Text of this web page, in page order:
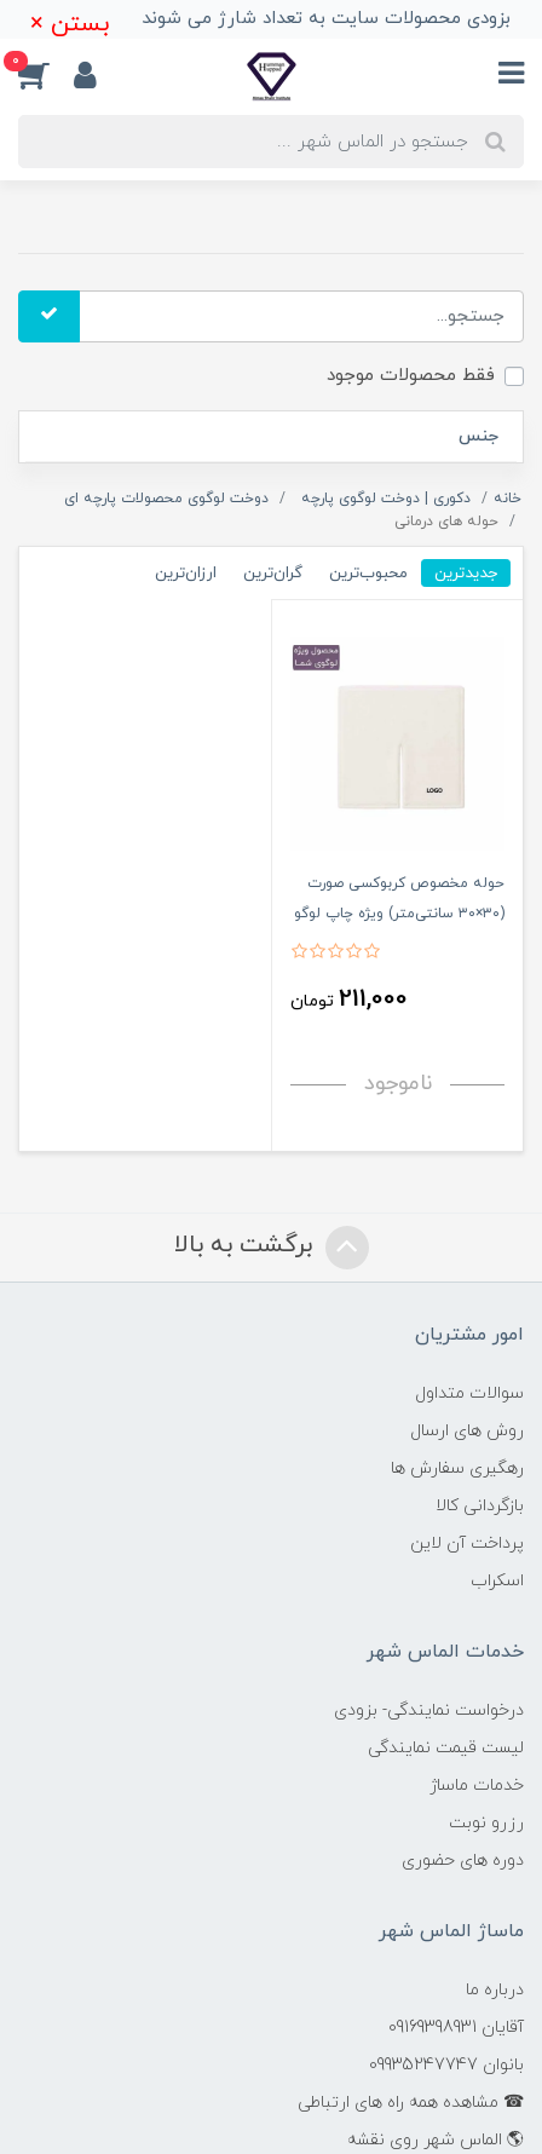
بزودی محصولات سایت به تعداد شارژ می شوند بستن ×
0
فقط محصولات موجود
جنس
خانه دکوری | دوخت لوگوی پارچه
دوخت لوگوی محصولات پارچه ای
حوله های درمانی
جدیدترین محبوب‌ترین گران‌ترین ارزان‌ترین
حوله مخصوص کربوکسی صورت
(۳۰×۳۰ سانتی‌متر) ویژه چاپ لوگو
211,000 تومان
ناموجود
برگشت به بالا
امور مشتریان
سوالات متداول
روش های ارسال
رهگیری سفارش ها
بازگردانی کالا
پرداخت آن لاین
اسکراب
خدمات الماس شهر
درخواست نمایندگی- بزودی
لیست قیمت نمایندگی
خدمات ماساژ
رزرو نوبت
دوره های حضوری
ماساژ الماس شهر
درباره ما
آقایان 09169398931
بانوان 09935247747
☎ مشاهده همه راه های ارتباطی
🌎 الماس شهر روی نقشه